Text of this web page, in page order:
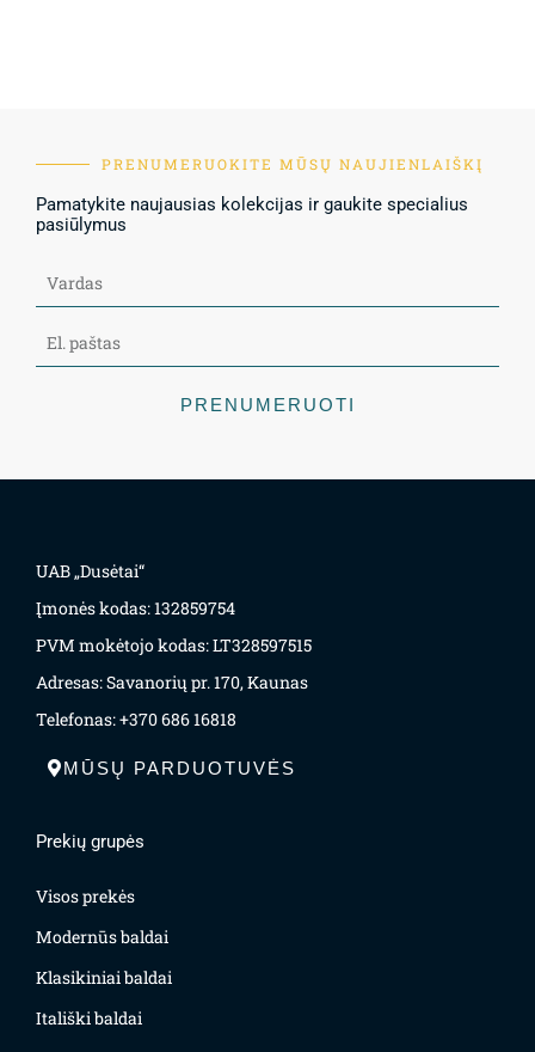
PRENUMERUOKITE MŪSŲ NAUJIENLAIŠKĮ
Pamatykite naujausias kolekcijas ir gaukite specialius
pasiūlymus
PRENUMERUOTI
UAB „Dusėtai“
Įmonės kodas: 132859754
PVM mokėtojo kodas: LT328597515
Adresas: Savanorių pr. 170, Kaunas
Telefonas: +370 686 16818
MŪSŲ PARDUOTUVĖS
Prekių grupės
Visos prekės
Modernūs baldai
Klasikiniai baldai
Itališki baldai